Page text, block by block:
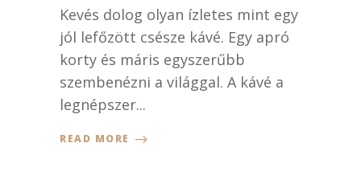
Kevés dolog olyan ízletes mint egy
jól lefőzött csésze kávé. Egy apró
korty és máris egyszerűbb
szembenézni a világgal. A kávé a
legnépszer...
READ MORE